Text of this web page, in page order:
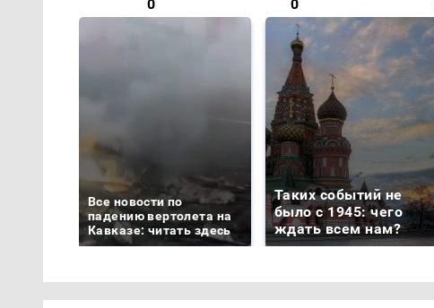
0 0
Все новости по
падению вертолета на
Кавказе: читать здесь
Таких событий не
было с 1945: чего
ждать всем нам?